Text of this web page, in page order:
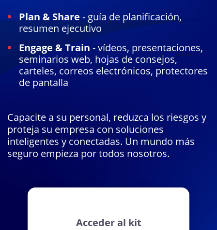
Plan & Share - guía de planificación,
resumen ejecutivo
Engage & Train - vídeos, presentaciones,
seminarios web, hojas de consejos,
carteles, correos electrónicos, protectores
de pantalla
Capacite a su personal, reduzca los riesgos y
proteja su empresa con soluciones
inteligentes y conectadas. Un mundo más
seguro empieza por todos nosotros.
Acceder al kit